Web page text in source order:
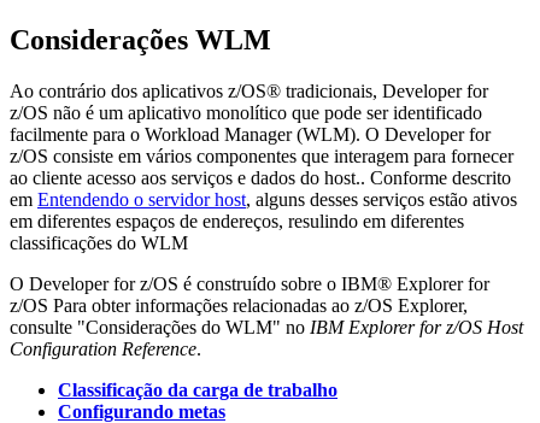
Considerações WLM
Ao contrário dos aplicativos z/OS® tradicionais, Developer for
z/OS não é um aplicativo monolítico que pode ser identificado
facilmente para o Workload Manager (WLM). O Developer for
z/OS consiste em vários componentes que interagem para fornecer
ao cliente acesso aos serviços e dados do host.. Conforme descrito
em Entendendo o servidor host, alguns desses serviços estão ativos
em diferentes espaços de endereços, resulindo em diferentes
classificações do WLM
O Developer for z/OS é construído sobre o IBM® Explorer for
z/OS Para obter informações relacionadas ao z/OS Explorer,
consulte "Considerações do WLM" no IBM Explorer for z/OS Host
Configuration Reference.
Classificação da carga de trabalho
Configurando metas